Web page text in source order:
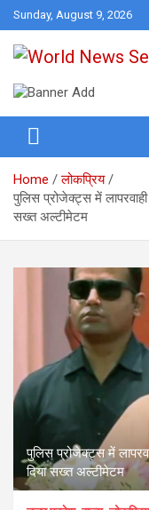
Skip
to
content
Sunday, August 9, 2026
World
Home
लोकप्रिय
पुलिस प्रोजेक्ट्स में लापरवाही
सख्त अल्टीमेटम
पुलिस प्रोजेक्ट्स में
दिया सख्त अल्टीमेटम